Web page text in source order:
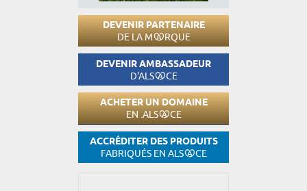
DEVENIR PARTENAIRE
DE LA M RQUE
DEVENIR AMBASSADEUR
D'ALS CE
ACHETER UN DOMAINE
EN .ALS CE
ACCRÉDITER DES PRODUITS
FABRIQUÉS EN ALS CE